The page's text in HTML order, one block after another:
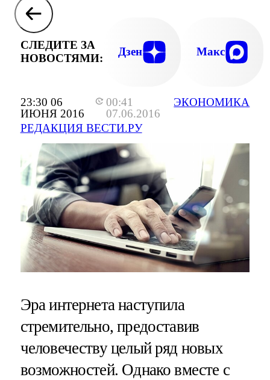
23:30 06
ИЮНЯ 2016
00:41
07.06.2016
РЕДАКЦИЯ ВЕСТИ.РУ
ЭКОНОМИКА
СЛЕДИТЕ ЗА
НОВОСТЯМИ:
Дзен Макс
Эра интернета наступила
стремительно, предоставив
человечеству целый ряд новых
возможностей. Однако вместе с